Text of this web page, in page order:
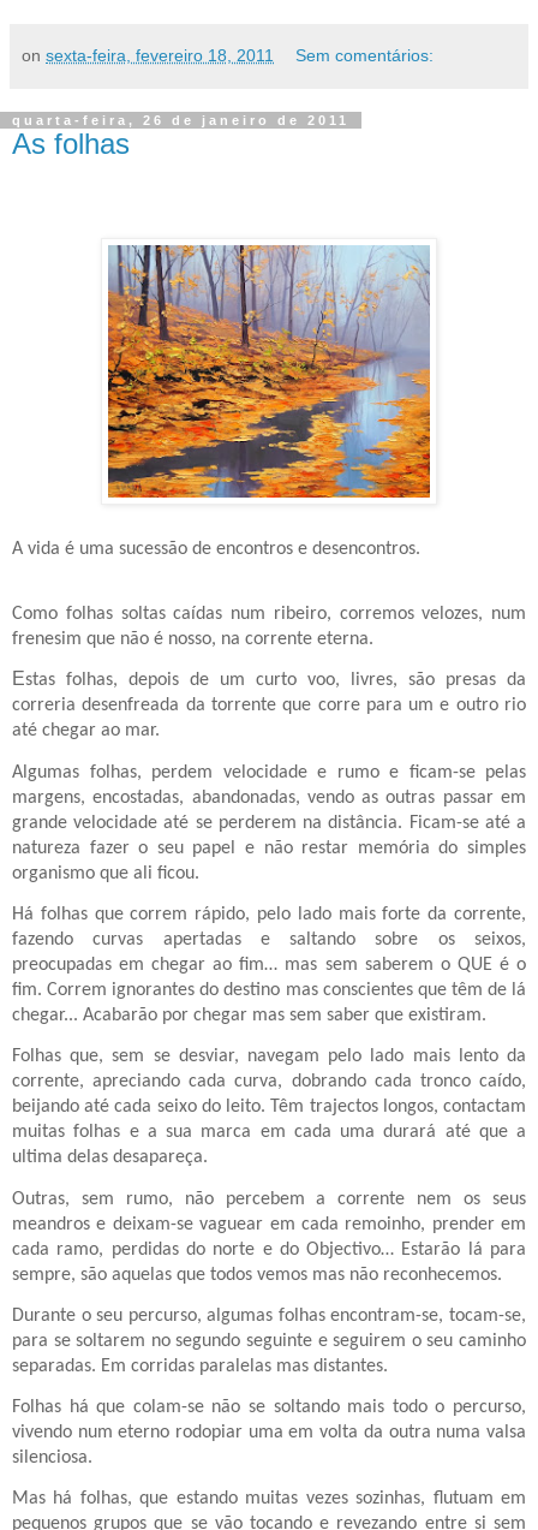
on sexta-feira, fevereiro 18, 2011 Sem comentários:
quarta-feira, 26 de janeiro de 2011
As folhas
A vida é uma sucessão de encontros e desencontros.
Como folhas soltas caídas num ribeiro, corremos velozes, num
frenesim que não é nosso, na corrente eterna.
Estas folhas, depois de um curto voo, livres, são presas da
correria desenfreada da torrente que corre para um e outro rio
até chegar ao mar.
Algumas folhas, perdem velocidade e rumo e ficam-se pelas
margens, encostadas, abandonadas, vendo as outras passar em
grande velocidade até se perderem na distância. Ficam-se até a
natureza fazer o seu papel e não restar memória do simples
organismo que ali ficou.
Há folhas que correm rápido, pelo lado mais forte da corrente,
fazendo curvas apertadas e saltando sobre os seixos,
preocupadas em chegar ao fim… mas sem saberem o QUE é o
fim. Correm ignorantes do destino mas conscientes que têm de lá
chegar... Acabarão por chegar mas sem saber que existiram.
Folhas que, sem se desviar, navegam pelo lado mais lento da
corrente, apreciando cada curva, dobrando cada tronco caído,
beijando até cada seixo do leito. Têm trajectos longos, contactam
muitas folhas e a sua marca em cada uma durará até que a
ultima delas desapareça.
Outras, sem rumo, não percebem a corrente nem os seus
meandros e deixam-se vaguear em cada remoinho, prender em
cada ramo, perdidas do norte e do Objectivo… Estarão lá para
sempre, são aquelas que todos vemos mas não reconhecemos.
Durante o seu percurso, algumas folhas encontram-se, tocam-se,
para se soltarem no segundo seguinte e seguirem o seu caminho
separadas. Em corridas paralelas mas distantes.
Folhas há que colam-se não se soltando mais todo o percurso,
vivendo num eterno rodopiar uma em volta da outra numa valsa
silenciosa.
Mas há folhas, que estando muitas vezes sozinhas, flutuam em
pequenos grupos que se vão tocando e revezando entre si sem